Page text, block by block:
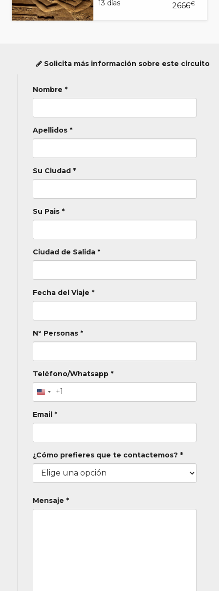
13 días 2666€
Solicita más información sobre este circuito
Nombre *
Apellidos *
Su Ciudad *
Su Pais *
Ciudad de Salida *
Fecha del Viaje *
Nº Personas *
Teléfono/Whatsapp *
+1
Email *
¿Cómo prefieres que te contactemos? *
Mensaje *